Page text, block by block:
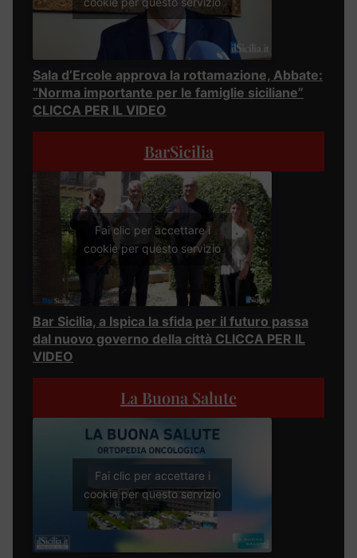
Sala d’Ercole approva la rottamazione, Abbate:
“Norma importante per le famiglie siciliane”
CLICCA PER IL VIDEO
BarSicilia
Fai clic per accettare i
cookie per questo servizio
Bar Sicilia, a Ispica la sfida per il futuro passa
dal nuovo governo della città CLICCA PER IL
VIDEO
La Buona Salute
Fai clic per accettare i
cookie per questo servizio